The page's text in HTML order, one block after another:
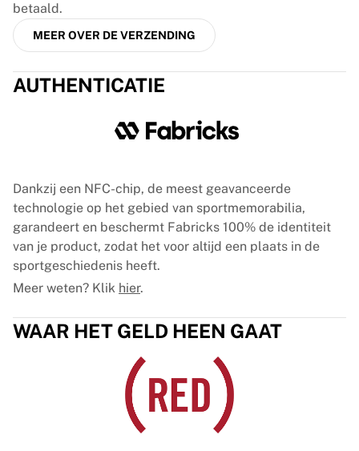
betaald.
MEER OVER DE VERZENDING
AUTHENTICATIE
Dankzij een NFC-chip, de meest geavanceerde
technologie op het gebied van sportmemorabilia,
garandeert en beschermt Fabricks 100% de identiteit
van je product, zodat het voor altijd een plaats in de
sportgeschiedenis heeft.
Meer weten? Klik hier.
WAAR HET GELD HEEN GAAT